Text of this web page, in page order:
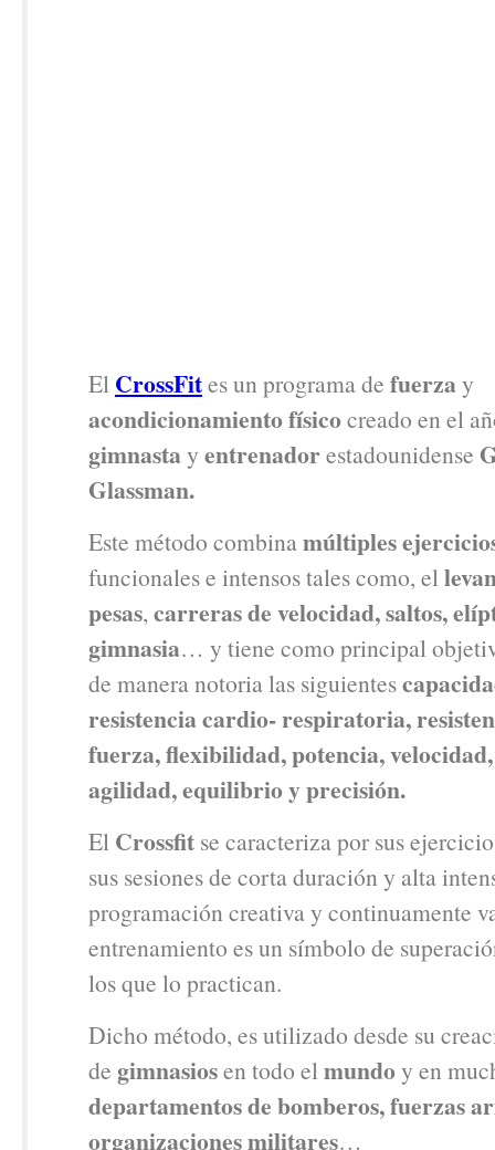
El CrossFites un programa de fuerzay
acondicionamiento físicocreado en el
gimnastay entrenadorestadounidense
Glassman.
Este método combinamúltiples
funcionales e intensos tales como, el
pesas, carreras de velocidad, saltos,
gimnasia… y tiene como principal
de manera notoria las siguientes
resistencia cardio- respiratoria,
fuerza, flexibilidad, potencia,
agilidad, equilibrio y precisión.
El Crossfit se caracteriza por sus
sus sesiones de corta duración y alta
programación creativa y continuamente
entrenamiento es un símbolo de
los que lo practican.
Dicho método, es utilizado desde su
de gimnasiosen todo elmundoy en
departamentos de bomberos, fuerzas
organizaciones militares…